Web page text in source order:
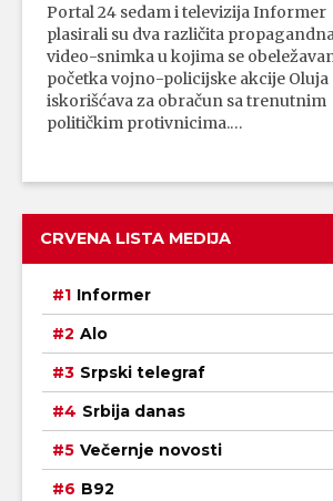
Portal 24 sedam i televizija Informer
plasirali su dva različita
video-snimka u kojima se
početka vojno-policijske akcije Oluja
iskorišćava za obračun sa trenutnim
političkim protivnicima.…
CRVENA LISTA MEDIJA
Informer
Alo
Srpski telegraf
Srbija danas
Večernje novosti
B92